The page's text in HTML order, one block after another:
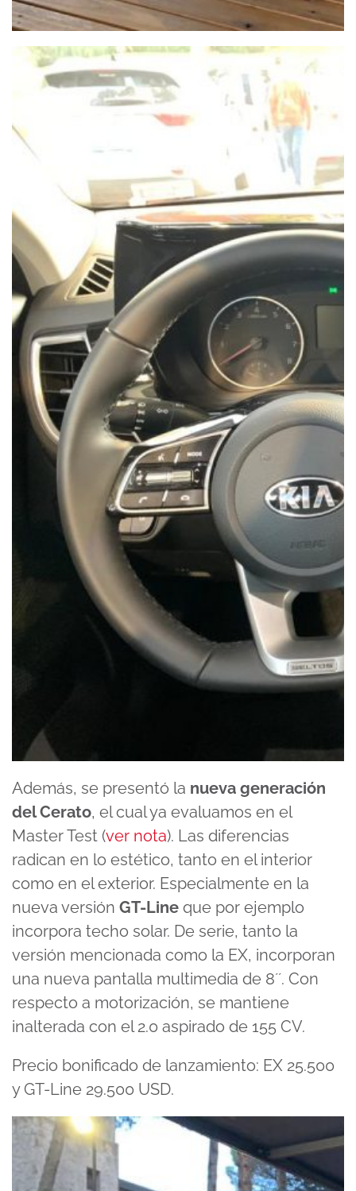
Además, se presentó la nueva generación
del Cerato, el cual ya evaluamos en el
Master Test (ver nota). Las diferencias
radican en lo estético, tanto en el interior
como en el exterior. Especialmente en la
nueva versión GT-Line que por ejemplo
incorpora techo solar. De serie, tanto la
versión mencionada como la EX, incorporan
una nueva pantalla multimedia de 8´´. Con
respecto a motorización, se mantiene
inalterada con el 2.0 aspirado de 155 CV.
Precio bonificado de lanzamiento: EX 25.500
y GT-Line 29.500 USD.